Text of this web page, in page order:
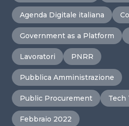
Agenda Digitale italiana
Government as a Platform
Lavoratori PNRR
Pubblica Amministrazione
Public Procurement Tech
Febbraio 2022